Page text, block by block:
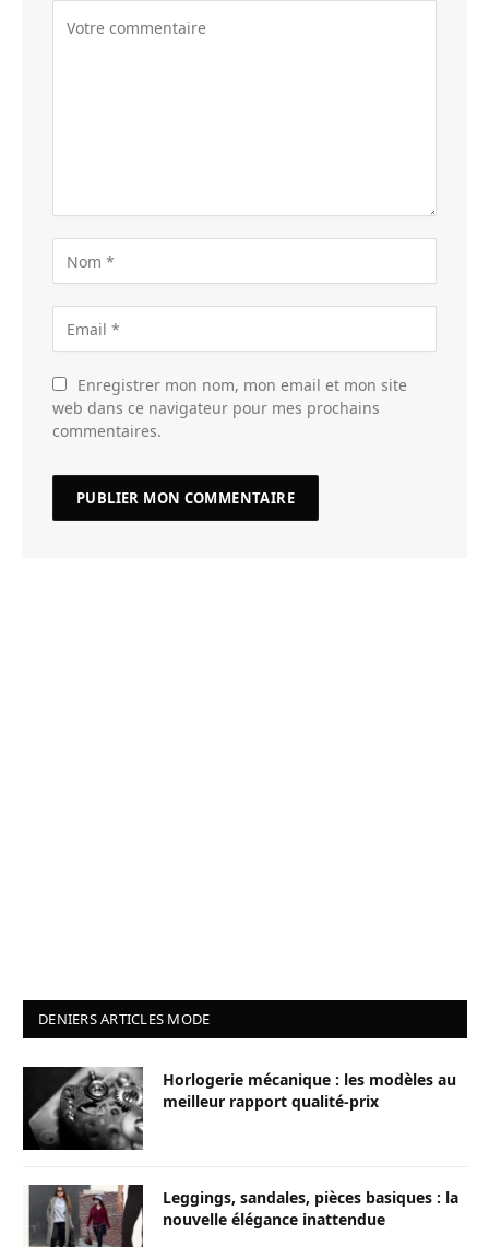
Enregistrer mon nom, mon email et mon site
web dans ce navigateur pour mes prochains
commentaires.
DENIERS ARTICLES MODE
Horlogerie mécanique : les modèles au
meilleur rapport qualité-prix
Leggings, sandales, pièces basiques : la
nouvelle élégance inattendue